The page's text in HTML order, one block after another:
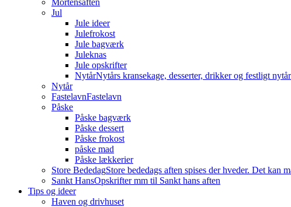
Mortensaften
Jul
Jule ideer
Julefrokost
Jule bagværk
Juleknas
Jule opskrifter
NytårNytårs kransekage, desserter, drikker og festligt
Nytår
FastelavnFastelavn
Påske
Påske bagværk
Påske dessert
Påske frokost
påske mad
Påske lækkerier
Store BededagStore bededags aften spises der hveder. Det kan
Sankt HansOpskrifter mm til Sankt hans aften
Tips og ideer
Haven og drivhuset